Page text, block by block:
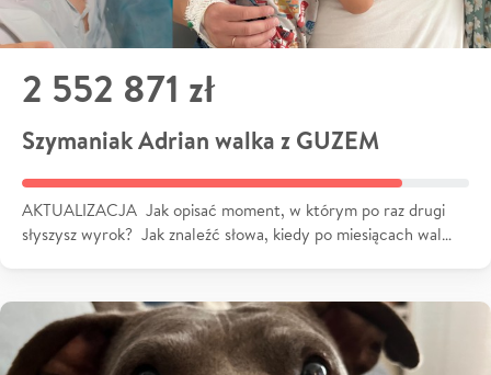
2 552 871 zł
Szymaniak Adrian walka z GUZEM
AKTUALIZACJA Jak opisać moment, w którym po raz drugi
słyszysz wyrok? Jak znaleźć słowa, kiedy po miesiącach wal…